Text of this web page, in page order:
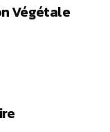
Végétale